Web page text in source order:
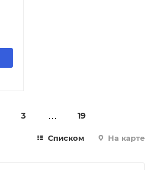
3 19
Списком На карте